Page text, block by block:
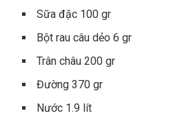
Sữa đặc 100 gr
Bột rau câu dẻo 6 gr
Trân châu 200 gr
Đường 370 gr
Nước 1.9 lít